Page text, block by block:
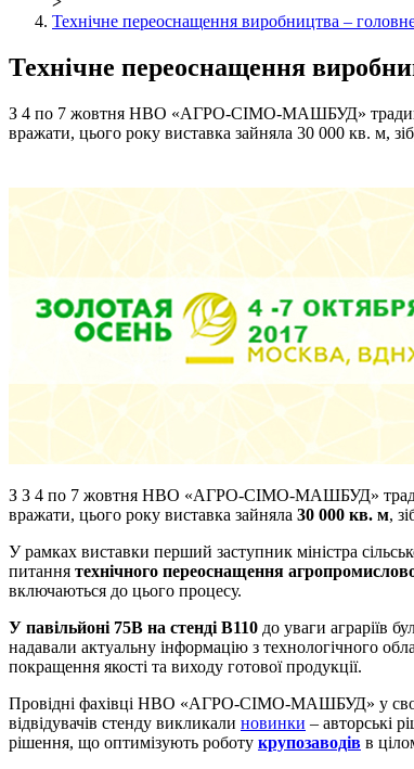
Технічне переоснащення виробництва – головне
Технічне переоснащення
З 4 по 7 жовтня НВО «АГРО-СІМО-МАШБУД»
вражати, цього року виставка зайняла 30 000 кв. м,
З З 4 по 7 жовтня НВО «АГРО-СІМО-МАШБУД»
вражати, цього року виставка зайняла 30 000 кв. м,
У рамках виставки перший заступник міністра
питання технічного переоснащення
включаються до цього процесу.
У павільйоні 75В на стенді В110 до уваги аграріїв
надавали актуальну інформацію з технологічного
покращення якості та виходу готової продукції.
Провідні фахівці НВО «АГРО-СІМО-МАШБУД» у свою
відвідувачів стенду викликали новинки – авторські
рішення, що оптимізують роботу крупозаводів в